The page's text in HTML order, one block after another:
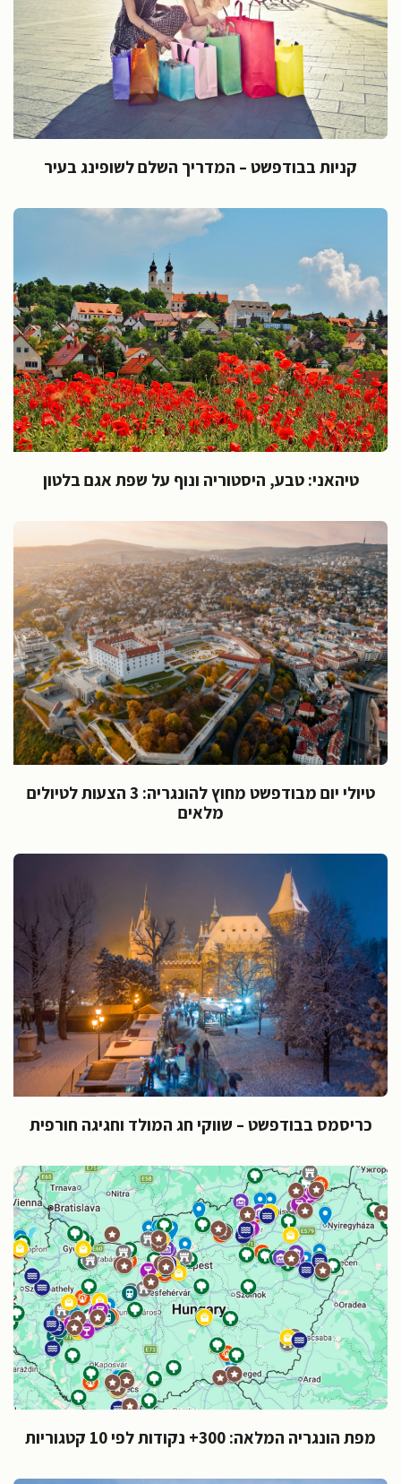
קניות בבודפשט – המדריך השלם לשופינג בעיר
טיהאני: טבע, היסטוריה ונוף על שפת אגם בלטון
טיולי יום מבודפשט מחוץ להונגריה: 3 הצעות לטיולים
מלאים
כריסמס בבודפשט – שווקי חג המולד וחגיגה חורפית
מפת הונגריה המלאה: 300+ נקודות לפי 10 קטגוריות